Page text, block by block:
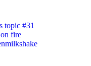
topic #31
fire